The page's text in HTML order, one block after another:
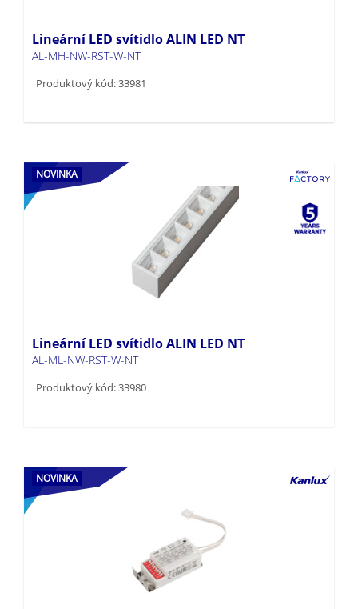
Lineární LED svítidlo ALIN LED NT
AL-MH-NW-RST-W-NT
Produktový kód: 33981
NOVINKA
Lineární LED svítidlo ALIN LED NT
AL-ML-NW-RST-W-NT
Produktový kód: 33980
NOVINKA